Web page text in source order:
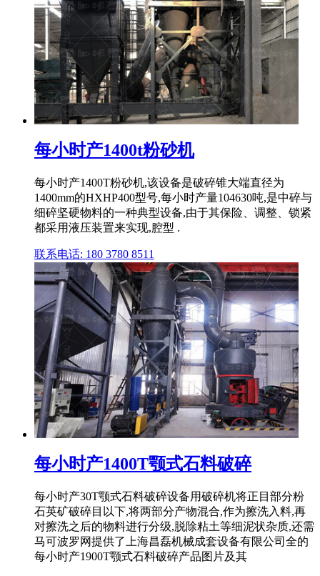
每小时产1400t粉砂机
每小时产1400T粉砂机,该设备是破碎锥大端直径为
1400mm的HXHP400型号,每小时产量104630吨,是中碎与
细碎坚硬物料的一种典型设备,由于其保险、调整、锁紧
都采用液压装置来实现,腔型 .
联系电话: 180 3780 8511
每小时产1400T颚式石料破碎
每小时产30T颚式石料破碎设备用破碎机将正目部分粉
石英矿破碎目以下,将两部分产物混合,作为擦洗入料,再
对擦洗之后的物料进行分级,脱除粘土等细泥状杂质,还需
马可波罗网提供了上海昌磊机械成套设备有限公司全的
每小时产1900T颚式石料破碎产品图片及其